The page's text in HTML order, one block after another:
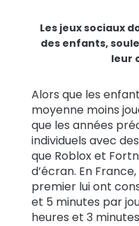
Les jeux sociaux
des enfants,
leur
Alors que les
moyenne moins
que les années
individuels avec
que Roblox et
d’écran. En
premier lui ont
et 5 minutes par
heures et 3